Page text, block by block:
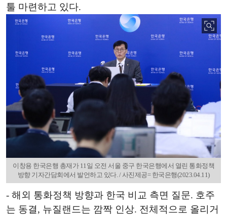
툴 마련하고 있다.
이창용 한국은행 총재가 11일 오전 서울 중구 한국은행에서 열린 통화정책
방향 기자간담회에서 발언하고 있다. / 사진제공= 한국은행(2023.04.11)
- 해외 통화정책 방향과 한국 비교 측면 질문. 호주
는 동결, 뉴질랜드는 깜짝 인상. 전체적으로 올리거